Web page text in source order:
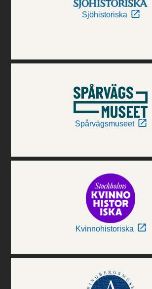
Sjöhistoriska
Spårvägsmuseet
Kvinnohistoriska